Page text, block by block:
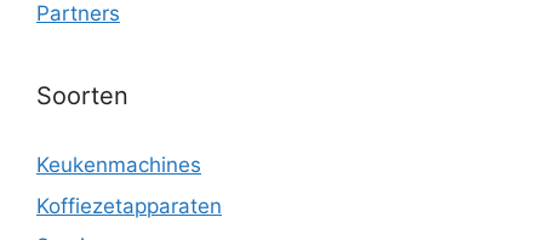
Partners
Soorten
Keukenmachines
Koffiezetapparaten